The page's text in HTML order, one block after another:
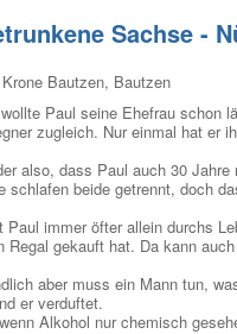
Sachse -
Bautzen, Bautzen
Paul seine Ehefrau schon
zugleich. Nur einmal hat er
also, dass Paul auch 30
schlafen beide getrennt, doch
Paul immer öfter allein durchs
Regal gekauft hat. Da kann
aber muss ein Mann tun,
er verduftet.
Alkohol nur chemisch